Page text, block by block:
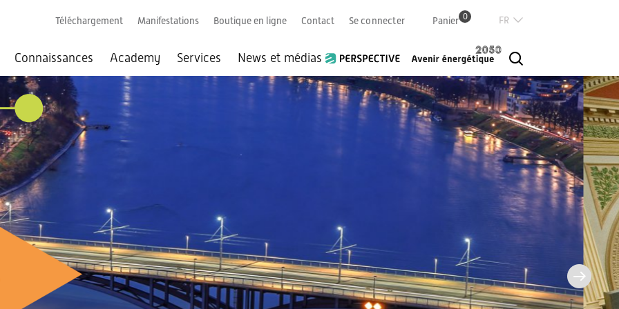
Connaissances Academy Services News et médias
Téléchargement Manifestations Boutique en ligne Contact Se connecter Panier 0